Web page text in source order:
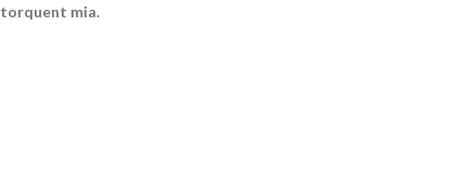
torquent mia.